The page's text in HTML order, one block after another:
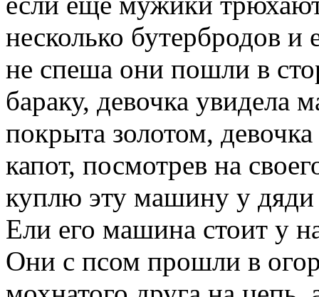
несколько бутербродов
не спеша они пошли в
бараку, девочка увидела
покрыта золотом,
капот, посмотрев на
куплю эту машину у
Ели его машина стоит у
Они с псом прошли в